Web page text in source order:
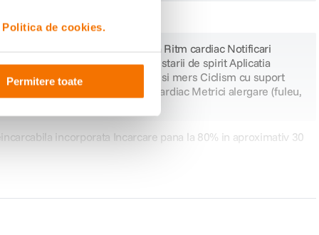
Politica de cookies.
Permitere toate
ale ovulatiei Aplicatia Ritm cardiac Notificari
pentru monitorizarea starii de spirit Aplicatia
de hipertensiune Alergare si mers Ciclism cu suport
personalizate Zone ritm cardiac Metrici alergare (fuleu,
incorporata Incarcare pana la 80% in aproximativ 30